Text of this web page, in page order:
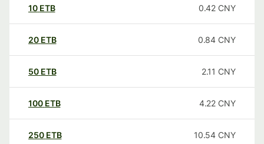
10 ETB 0.42 CNY
20 ETB 0.84 CNY
50 ETB 2.11 CNY
100 ETB 4.22 CNY
250 ETB 10.54 CNY